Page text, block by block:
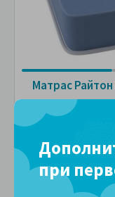
Матрас Райтон
Жесткость 1
100 кг
при